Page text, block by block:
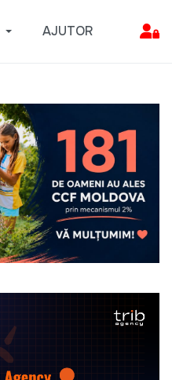
AJUTOR